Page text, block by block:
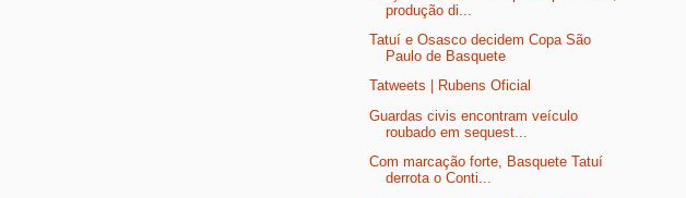
produção di...
Tatuí e Osasco decidem Copa São
Paulo de Basquete
Tatweets | Rubens Oficial
Guardas civis encontram veículo
roubado em sequest...
Com marcação forte, Basquete Tatuí
derrota o Conti...